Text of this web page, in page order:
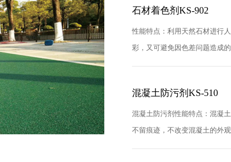
石材着色剂KS-902
性能特点：利用天然石材进行
彩，又可避免因色差问题造成
混凝土防污剂KS-510
混凝土防污剂性能特点：混凝
不留痕迹，不改变混凝土的外